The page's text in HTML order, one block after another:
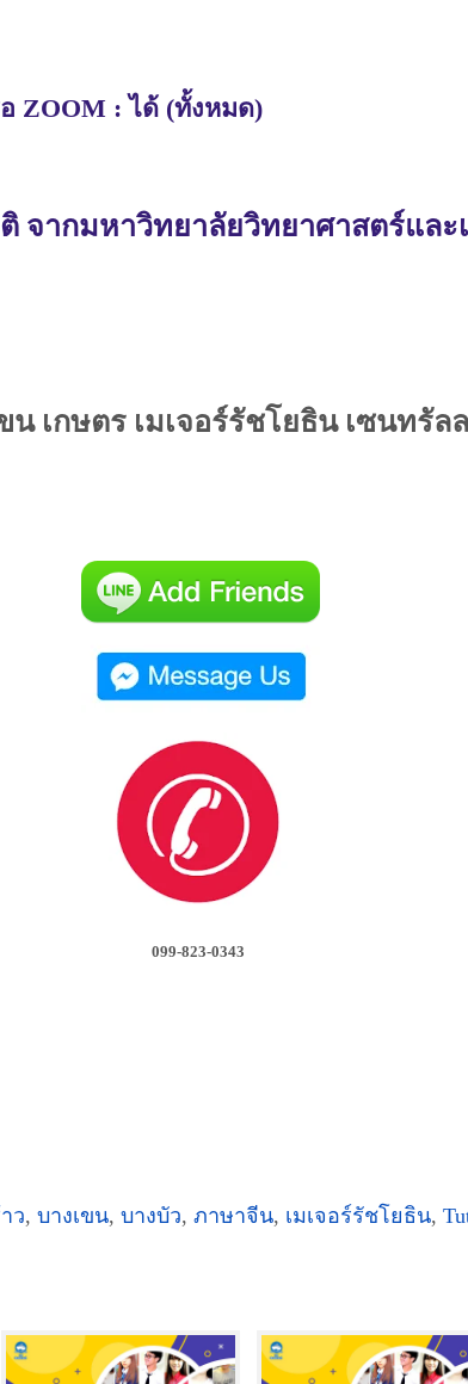
ZOOM : ได้ (ทั้งหมด)
จากมหาวิทยาลัยวิทยาศาสตร์แล
เกษตร เมเจอร์รัชโยธิน เซนทรั
099-823-0343
ว, บางเขน, บางบัว, ภาษาจีน, เมเจอร์รัชโยธิน,